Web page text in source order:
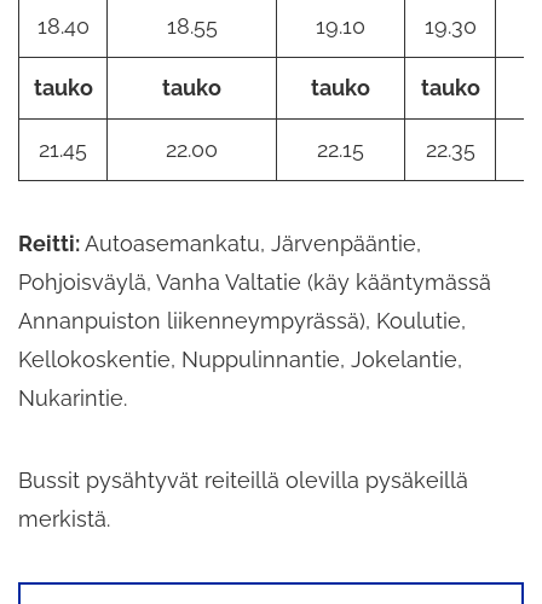
18.40 18.55 19.10 19.30
tauko tauko tauko tauko
21.45 22.00 22.15 22.35
Reitti:Autoasemankatu, Järvenpääntie,
Pohjoisväylä, Vanha Valtatie (käy kääntymässä
Annanpuiston liikenneympyrässä), Koulutie,
Kellokoskentie, Nuppulinnantie, Jokelantie,
Nukarintie.
Bussit pysähtyvät reiteillä olevilla pysäkeillä
merkistä.